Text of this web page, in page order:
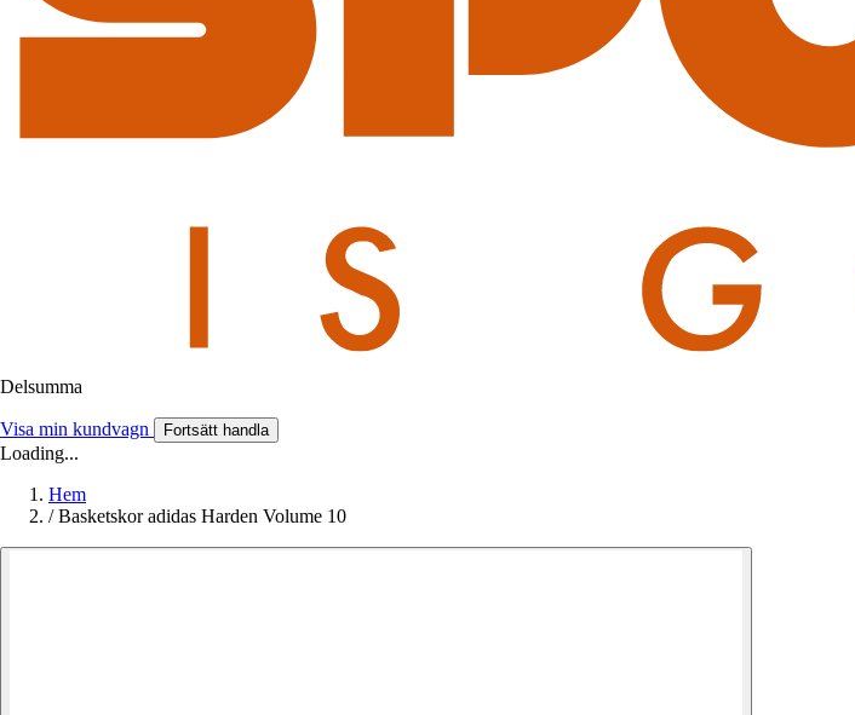
Delsumma
Visa min kundvagn Fortsätt handla
Loading...
Hem
/ Basketskor adidas Harden Volume 10